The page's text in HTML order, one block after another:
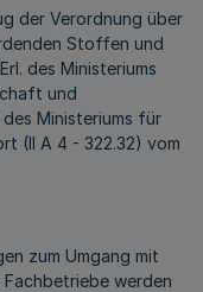
der Verordnung über
Stoffen und
des Ministeriums
und
Ministeriums für
(II A 4 - 322.32) vom
zum Umgang mit
werden